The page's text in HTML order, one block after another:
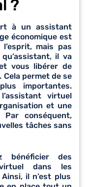
?
à un assistant
économique est
mais pas
il va
vous libérer de
permet de se
importantes.
virtuel
et une
Par conséquent,
tâches sans
bénéficier des
dans les
Ainsi, il n’est plus